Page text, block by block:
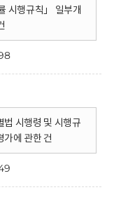
시행규칙」 일부개
법 시행령 및 시행규
에 관한 건